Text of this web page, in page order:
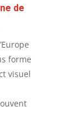
de
forme
visuel